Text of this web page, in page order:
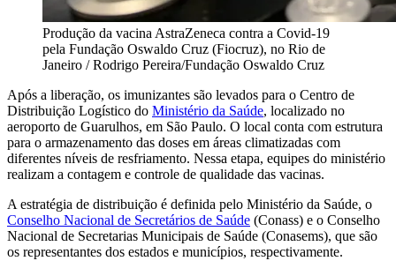
Produção da vacina AstraZeneca contra a Covid-19
pela Fundação Oswaldo Cruz (Fiocruz), no Rio de
Janeiro / Rodrigo Pereira/Fundação Oswaldo Cruz
Após a liberação, os imunizantes são levados para o Centro de
Distribuição Logístico do Ministério da Saúde, localizado no
aeroporto de Guarulhos, em São Paulo. O local conta com estrutura
para o armazenamento das doses em áreas climatizadas com
diferentes níveis de resfriamento. Nessa etapa, equipes do ministério
realizam a contagem e controle de qualidade das vacinas.
A estratégia de distribuição é definida pelo Ministério da Saúde, o
Conselho Nacional de Secretários de Saúde (Conass) e o Conselho
Nacional de Secretarias Municipais de Saúde (Conasems), que são
os representantes dos estados e municípios, respectivamente.